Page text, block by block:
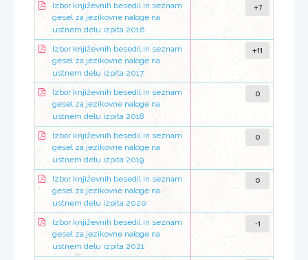
Izbor književnih besedil in seznam
gesel za jezikovne naloge na
ustnem delu izpita 2016
+7
Izbor književnih besedil in seznam
gesel za jezikovne naloge na
ustnem delu izpita 2017
+11
Izbor književnih besedil in seznam
gesel za jezikovne naloge na
ustnem delu izpita 2018
0
Izbor književnih besedil in seznam
gesel za jezikovne naloge na
ustnem delu izpita 2019
0
Izbor književnih besedil in seznam
gesel za jezikovne naloge na
ustnem delu izpita 2020
0
Izbor književnih besedil in seznam
gesel za jezikovne naloge na
ustnem delu izpita 2021
-1